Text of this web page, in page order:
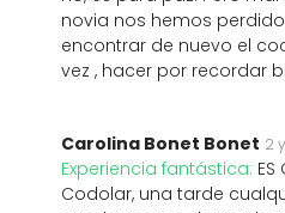
novia nos hemos
encontrar de nuevo el
vez , hacer por recordar
Carolina Bonet Bonet 2
Experiencia fantástica: ES
Codolar, una tarde